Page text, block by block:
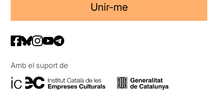
Unir-me
Amb el suport de